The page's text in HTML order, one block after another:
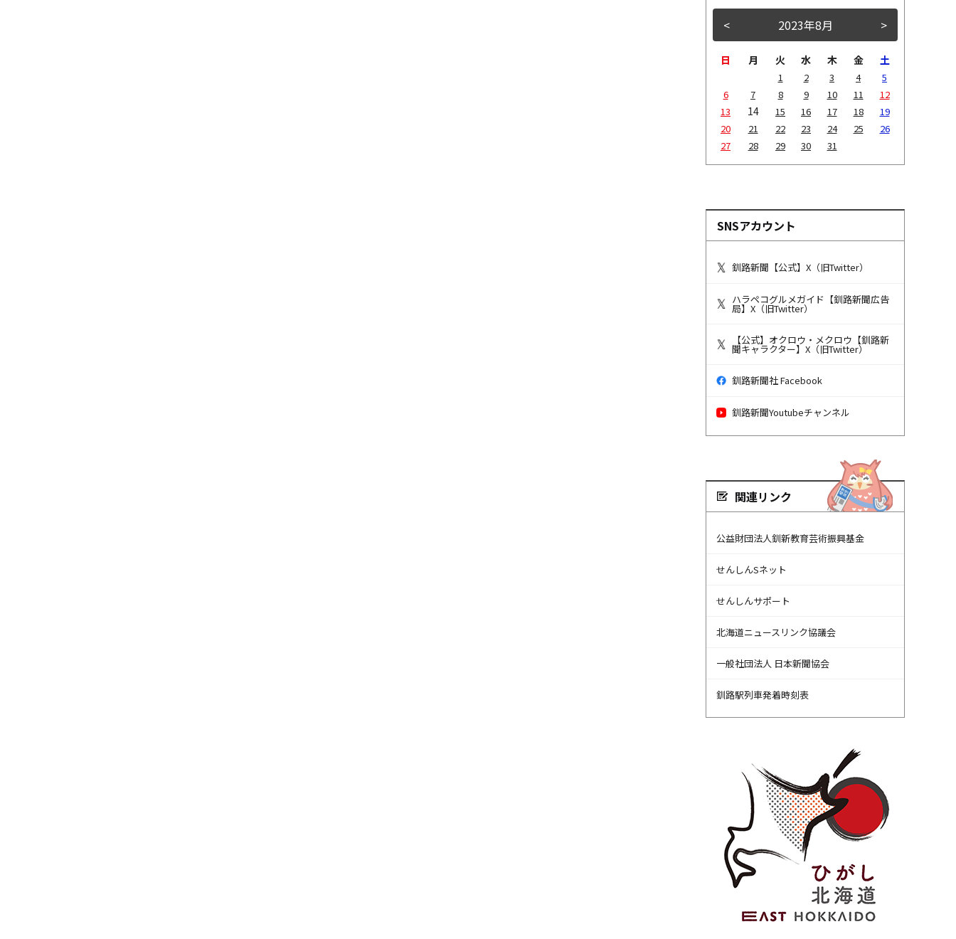
< >
2023年8月
日 月 火 水 木 金 土
1 2 3 4
5
6
7 8 9 10 11
12
13
14 15 16 17 18
19
20
21 22 23 24 25
26
27
28 29 30 31
SNSアカウント
釧路新聞【公式】X（旧Twitter）
ハラペコグルメガイド【釧路新聞広告
局】X（旧Twitter）
【公式】オクロウ・メクロウ【釧路新
聞キャラクター】X（旧Twitter）
釧路新聞社 Facebook
釧路新聞Youtubeチャンネル
関連リンク
公益財団法人釧新教育芸術振興基金
せんしんSネット
せんしんサポート
北海道ニュースリンク協議会
一般社団法人 日本新聞協会
釧路駅列車発着時刻表